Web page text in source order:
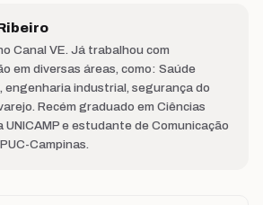
Canal VE. Já trabalhou com
em diversas áreas, como: Saúde
industrial, segurança do
Recém graduado em Ciências
UNICAMP e estudante de Comunicação
Campinas.